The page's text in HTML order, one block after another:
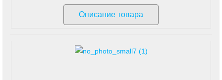
Описание товара